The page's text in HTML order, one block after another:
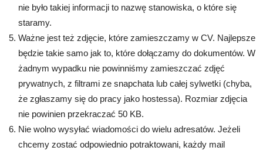
nie było takiej informacji to nazwę stanowiska, o które się
staramy.
Ważne jest też zdjęcie, które zamieszczamy w CV. Najlepsze
będzie takie samo jak to, które dołączamy do dokumentów. W
żadnym wypadku nie powinniśmy zamieszczać zdjęć
prywatnych, z filtrami ze snapchata lub całej sylwetki (chyba,
że zgłaszamy się do pracy jako hostessa). Rozmiar zdjęcia
nie powinien przekraczać 50 KB.
Nie wolno wysyłać wiadomości do wielu adresatów. Jeżeli
chcemy zostać odpowiednio potraktowani, każdy mail